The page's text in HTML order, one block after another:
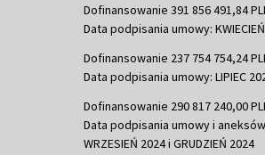
Dofinansowanie 391 856 491,84
Data podpisania umowy:
Dofinansowanie 237 754 754,24
Data podpisania umowy: LIPIEC
Dofinansowanie 290 817 240,00
Data podpisania umowy i
WRZESIEŃ 2024 i GRUDZIEŃ 2024